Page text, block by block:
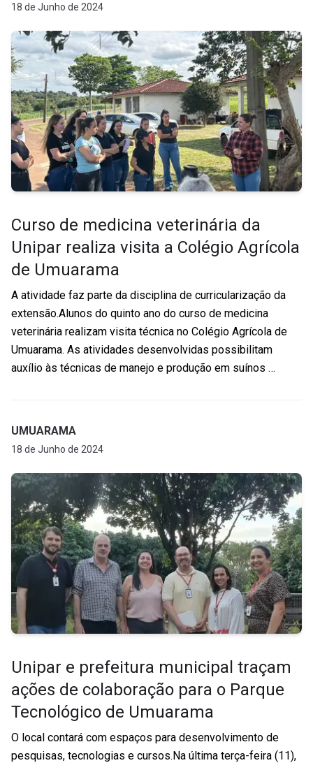
18 de Junho de 2024
Curso de medicina veterinária da
Unipar realiza visita a Colégio Agrícola
de Umuarama
A atividade faz parte da disciplina de curricularização da
extensão.Alunos do quinto ano do curso de medicina
veterinária realizam visita técnica no Colégio Agrícola de
Umuarama. As atividades desenvolvidas possibilitam
auxílio às técnicas de manejo e produção em suínos …
UMUARAMA
18 de Junho de 2024
Unipar e prefeitura municipal traçam
ações de colaboração para o Parque
Tecnológico de Umuarama
O local contará com espaços para desenvolvimento de
pesquisas, tecnologias e cursos.Na última terça-feira (11),